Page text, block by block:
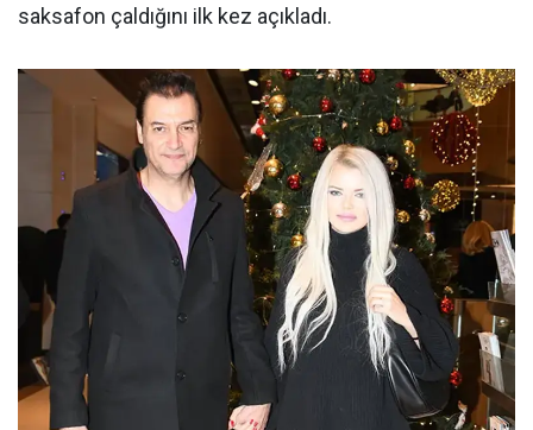
saksafon çaldığını ilk kez açıkladı.